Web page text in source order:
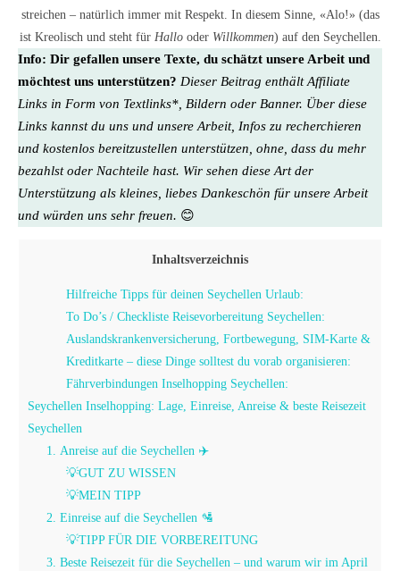
streichen – natürlich immer mit Respekt. In diesem Sinne, «Alo!» (das
ist Kreolisch und steht für Hallooder Willkommen) auf den Seychellen.
Info: Dir gefallen unsere Texte, du schätzt unsere Arbeit und
möchtest uns unterstützen? Dieser Beitrag enthält Affiliate
Links in Form von Textlinks*, Bildern oder Banner. Über diese
Links kannst du uns und unsere Arbeit, Infos zu recherchieren
und kostenlos bereitzustellen unterstützen, ohne, dass du mehr
bezahlst oder Nachteile hast. Wir sehen diese Art der
Unterstützung als kleines, liebes Dankeschön für unsere Arbeit
und würden uns sehr freuen. 😊
Inhaltsverzeichnis
Hilfreiche Tipps für deinen Seychellen Urlaub:
To Do’s / Checkliste Reisevorbereitung Seychellen:
Auslandskrankenversicherung, Fortbewegung, SIM-Karte &
Kreditkarte – diese Dinge solltest du vorab organisieren:
Fährverbindungen Inselhopping Seychellen:
Seychellen Inselhopping: Lage, Einreise, Anreise & beste Reisezeit
Seychellen
1. Anreise auf die Seychellen ✈️
💡GUT ZU WISSEN
💡MEIN TIPP
2. Einreise auf die Seychellen 🛂
💡TIPP FÜR DIE VORBEREITUNG
3. Beste Reisezeit für die Seychellen – und warum wir im April